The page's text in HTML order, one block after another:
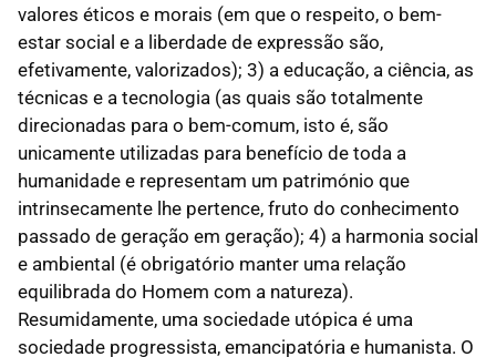
valores éticos e morais (em que o respeito, o bem-
estar social e a liberdade de expressão são,
efetivamente, valorizados); 3) a educação, a ciência, as
técnicas e a tecnologia (as quais são totalmente
direcionadas para o bem-comum, isto é, são
unicamente utilizadas para benefício de toda a
humanidade e representam um património que
intrinsecamente lhe pertence, fruto do conhecimento
passado de geração em geração); 4) a harmonia social
e ambiental (é obrigatório manter uma relação
equilibrada do Homem com a natureza).
Resumidamente, uma sociedade utópica é uma
sociedade progressista, emancipatória e humanista. O